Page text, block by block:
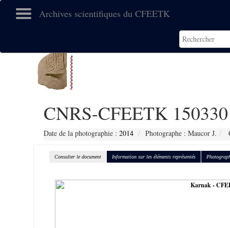
Archives scientifiques du CFEETK
CNRS-CFEETK 150330
Date de la photographie : 2014 Photographe : Maucor J.
Consulter le document Information sur les éléments représentés